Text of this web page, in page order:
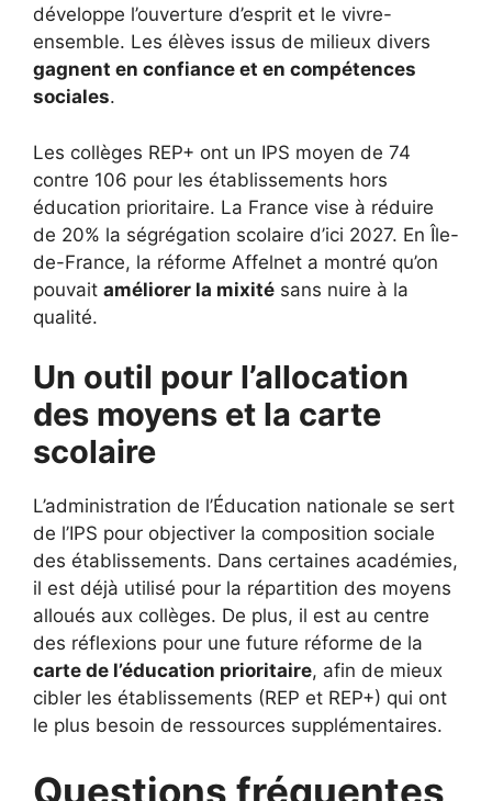
développe l’ouverture d’esprit et le vivre-
ensemble. Les élèves issus de milieux divers
gagnent en confiance et en compétences
sociales.
Les collèges REP+ ont un IPS moyen de 74
contre 106 pour les établissements hors
éducation prioritaire. La France vise à réduire
de 20% la ségrégation scolaire d’ici 2027. En Île-
de-France, la réforme Affelnet a montré qu’on
pouvait améliorer la mixité sans nuire à la
qualité.
Un outil pour l’allocation
des moyens et la carte
scolaire
L’administration de l’Éducation nationale se sert
de l’IPS pour objectiver la composition sociale
des établissements. Dans certaines académies,
il est déjà utilisé pour la répartition des moyens
alloués aux collèges. De plus, il est au centre
des réflexions pour une future réforme de la
carte de l’éducation prioritaire, afin de mieux
cibler les établissements (REP et REP+) qui ont
le plus besoin de ressources supplémentaires.
Questions fréquentes